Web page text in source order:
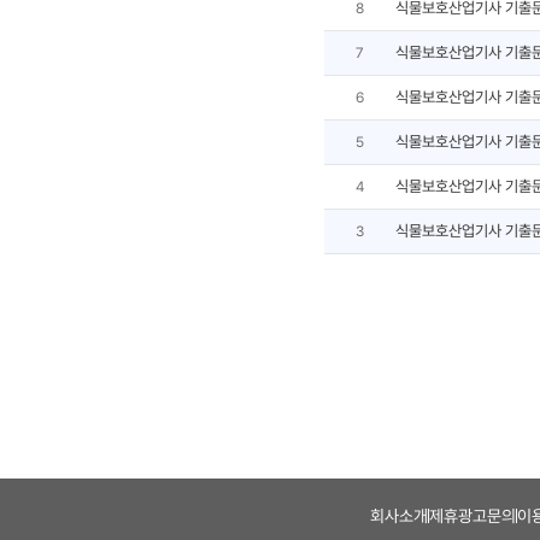
8 식물보호산업기사 기출
7 식물보호산업기사 기출
6 식물보호산업기사 기출
5 식물보호산업기사 기출
4 식물보호산업기사 기출
3 식물보호산업기사 기출
회사소개제휴광고문의 이